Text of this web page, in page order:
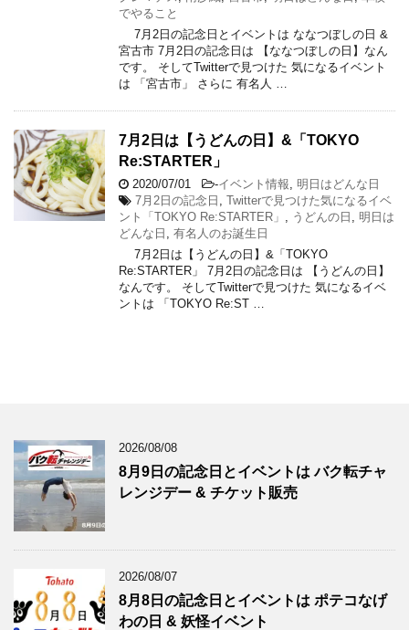
でやること
7月2日の記念日とイベントは ななつぼしの日 &
宮古市 7月2日の記念日は 【ななつぼしの日】なん
です。 そしてTwitterで見つけた 気になるイベント
は 「宮古市」 さらに 有名人 …
7月2日は【うどんの日】&「TOKYO
Re:STARTER」
2020/07/01 -イベント情報 明日はどんな日
7月2日の記念日
Twitterで見つけた気になるイベ
ント「TOKYO Re:STARTER」
うどんの日
明日は
どんな日
有名人のお誕生日
7月2日は【うどんの日】&「TOKYO
Re:STARTER」 7月2日の記念日は 【うどんの日】
なんです。 そしてTwitterで見つけた 気になるイベ
ントは 「TOKYO Re:ST …
2026/08/08
8月9日の記念日とイベントは バク転チャ
レンジデー & チケット販売
2026/08/07
8月8日の記念日とイベントは ポテコなげ
わの日 & 妖怪イベント